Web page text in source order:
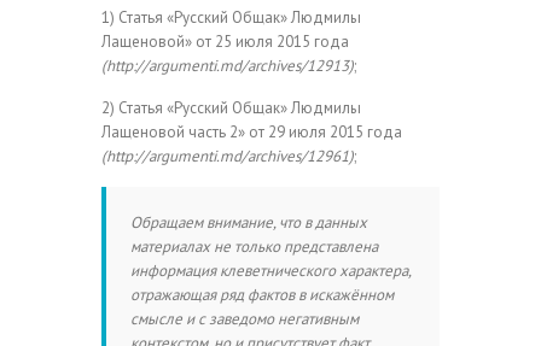
1) Статья «Русский Общак» Людмилы
Лащеновой» от 25 июля 2015 года
(http://argumenti.md/archives/12913);
2) Статья «Русский Общак» Людмилы
Лащеновой часть 2» от 29 июля 2015 года
(http://argumenti.md/archives/12961);
Обращаем внимание, что в данных
материалах не только представлена
информация клеветнического характера,
отражающая ряд фактов в искажённом
смысле и с заведомо негативным